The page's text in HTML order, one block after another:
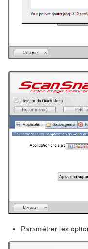
Paramétrer les